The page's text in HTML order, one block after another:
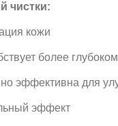
чистки:
кожи
более
эффективна для
эффект